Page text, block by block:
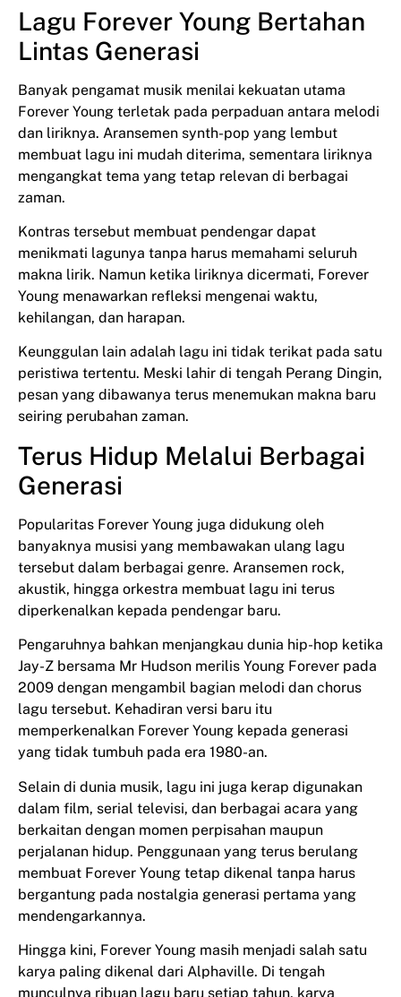
Lagu Forever Young Bertahan
Lintas Generasi
Banyak pengamat musik menilai kekuatan utama
Forever Young terletak pada perpaduan antara melodi
dan liriknya. Aransemen synth-pop yang lembut
membuat lagu ini mudah diterima, sementara liriknya
mengangkat tema yang tetap relevan di berbagai
zaman.
Kontras tersebut membuat pendengar dapat
menikmati lagunya tanpa harus memahami seluruh
makna lirik. Namun ketika liriknya dicermati, Forever
Young menawarkan refleksi mengenai waktu,
kehilangan, dan harapan.
Keunggulan lain adalah lagu ini tidak terikat pada satu
peristiwa tertentu. Meski lahir di tengah Perang Dingin,
pesan yang dibawanya terus menemukan makna baru
seiring perubahan zaman.
Terus Hidup Melalui Berbagai
Generasi
Popularitas Forever Young juga didukung oleh
banyaknya musisi yang membawakan ulang lagu
tersebut dalam berbagai genre. Aransemen rock,
akustik, hingga orkestra membuat lagu ini terus
diperkenalkan kepada pendengar baru.
Pengaruhnya bahkan menjangkau dunia hip-hop ketika
Jay-Z bersama Mr Hudson merilis Young Forever pada
2009 dengan mengambil bagian melodi dan chorus
lagu tersebut. Kehadiran versi baru itu
memperkenalkan Forever Young kepada generasi
yang tidak tumbuh pada era 1980-an.
Selain di dunia musik, lagu ini juga kerap digunakan
dalam film, serial televisi, dan berbagai acara yang
berkaitan dengan momen perpisahan maupun
perjalanan hidup. Penggunaan yang terus berulang
membuat Forever Young tetap dikenal tanpa harus
bergantung pada nostalgia generasi pertama yang
mendengarkannya.
Hingga kini, Forever Young masih menjadi salah satu
karya paling dikenal dari Alphaville. Di tengah
munculnya ribuan lagu baru setiap tahun, karya